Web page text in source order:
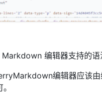
编辑器支持的语
编辑器应该